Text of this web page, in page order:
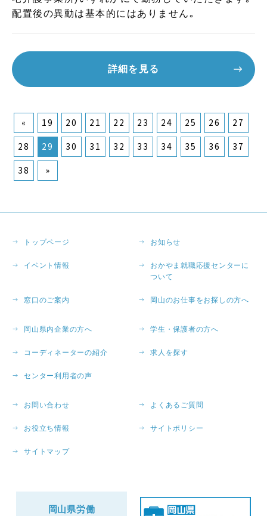
配置後の異動は基本的にはありません｡
詳細を見る
« 19 20 21 22 23 24 25 26
27
28
29 30 31 32 33 34 35 36
37
38
»
トップページ お知らせ
イベント情報
おかやま就職応援センターに
ついて
窓口のご案内 岡山のお仕事をお探しの方へ
岡山県内企業の方へ 学生・保護者の方へ
コーディネーターの紹介 求人を探す
センター利用者の声
お問い合わせ よくあるご質問
お役立ち情報 サイトポリシー
サイトマップ
岡山県労働